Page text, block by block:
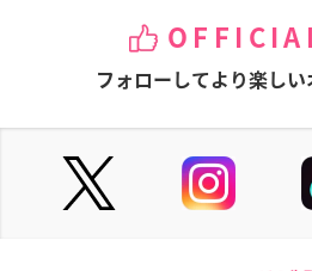
フォローしてより楽しい